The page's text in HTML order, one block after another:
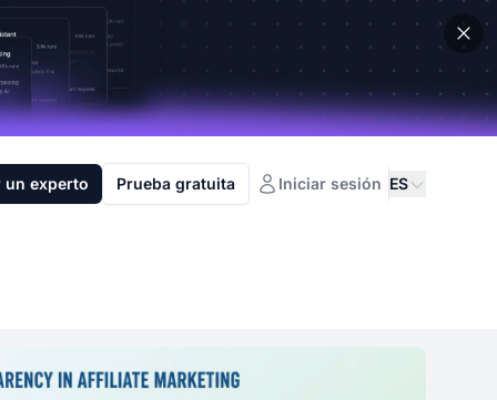
un experto Prueba gratuita Iniciar sesión ES